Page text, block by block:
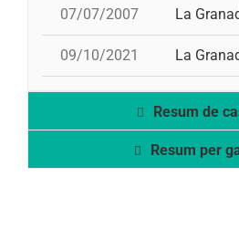
07/07/2007 La
09/10/2021 La
Resum de
Resum per